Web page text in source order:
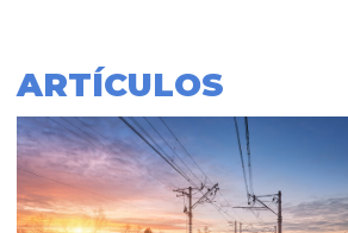
ARTÍCULOS